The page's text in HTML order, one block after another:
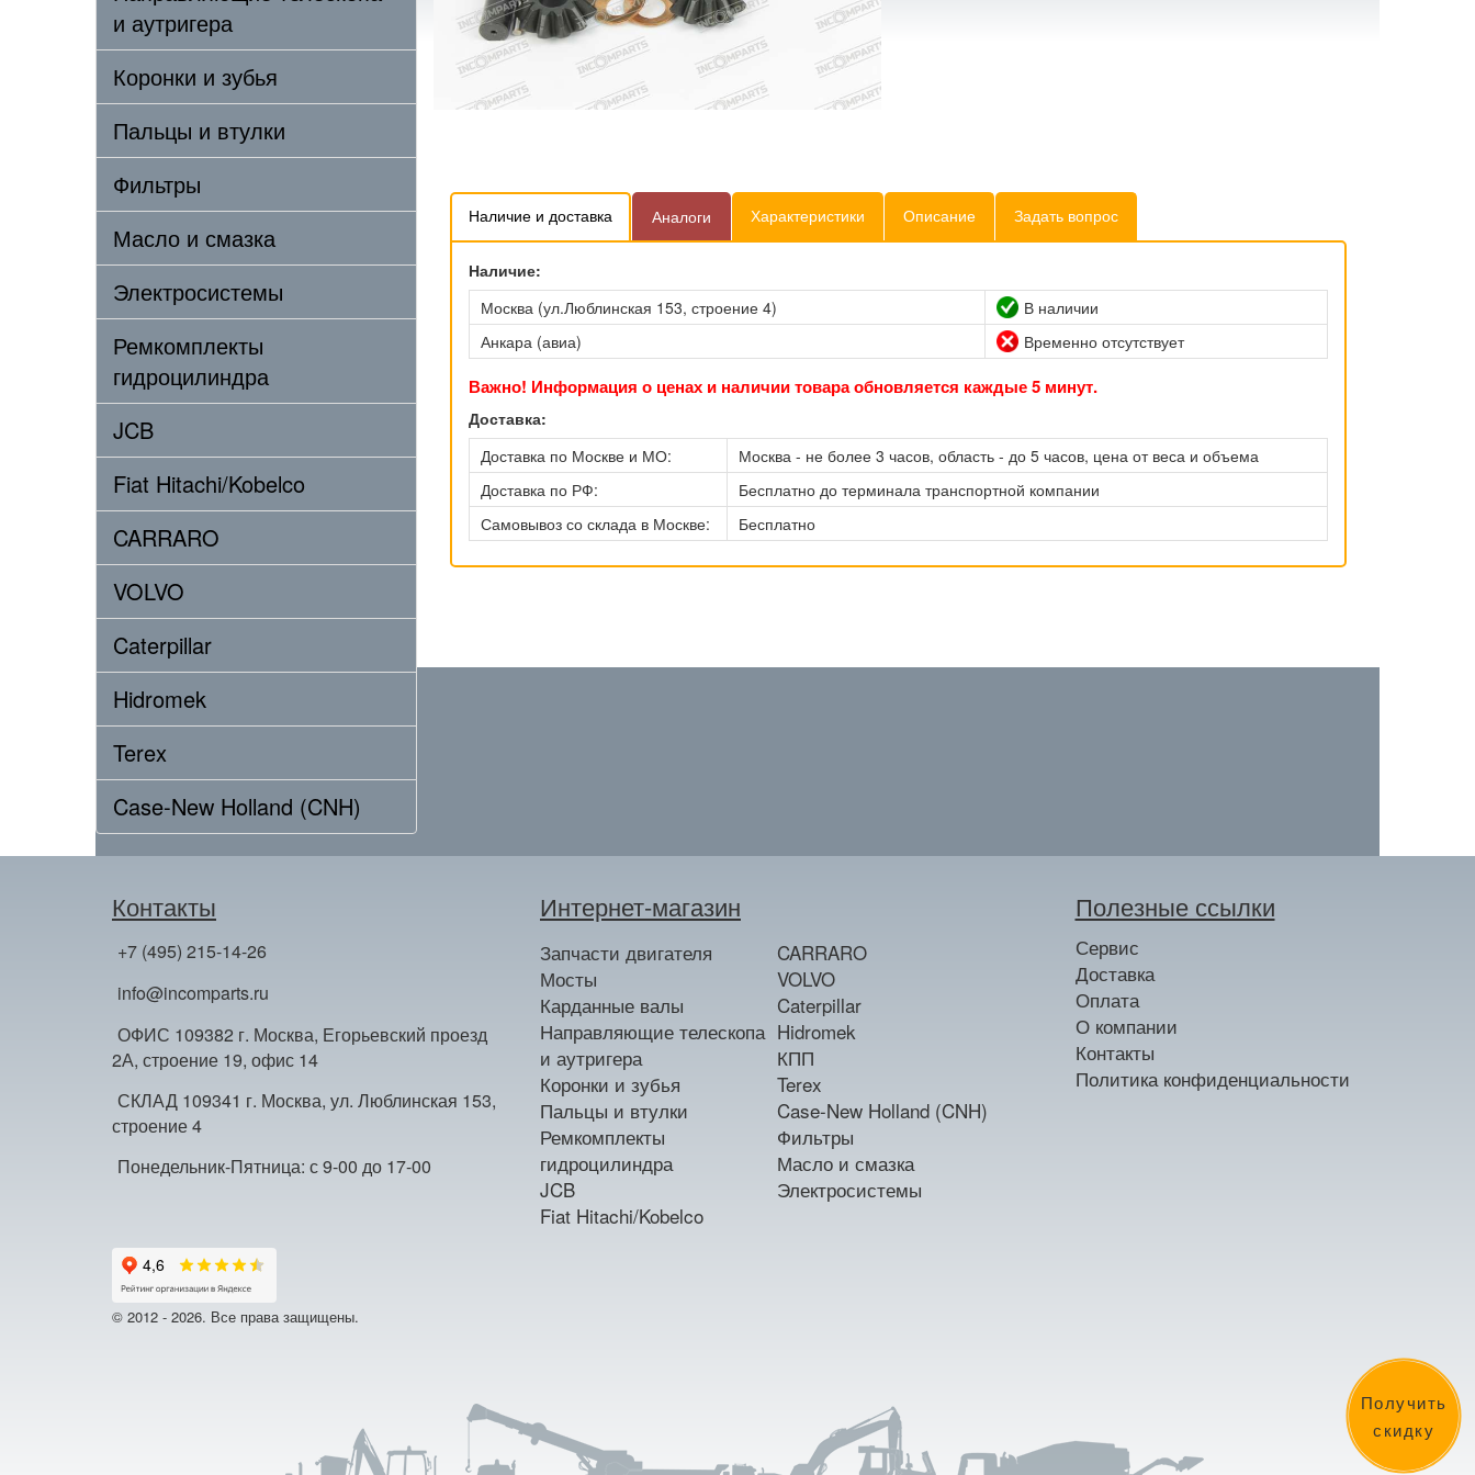
Получить
скидку
и аутригера
Коронки и зубья
Пальцы и втулки
Фильтры
Масло и смазка
Электросистемы
Ремкомплекты
гидроцилиндра
JCB
Fiat Hitachi/Kobelco
CARRARO
VOLVO
Caterpillar
Hidromek
Terex
Case-New Holland (CNH)
Наличие и доставка Аналоги Характеристики Описание Задать вопрос
Наличие:
Москва (ул.Люблинская 153, строение 4)
В наличии
Анкара (авиа)
Временно отсутствует
Важно! Информация о ценах и наличии товара обновляется каждые 5 минут.
Доставка:
Доставка по Москве и МО:
Москва - не более 3 часов, область - до 5 часов, цена от веса и объема
Доставка по РФ:
Бесплатно до терминала транспортной компании
Самовывоз со склада в Москве:
Бесплатно
Контакты
+7 (495) 215-14-26
info@incomparts.ru
ОФИС 109382 г. Москва, Егорьевский проезд
2А, строение 19, офис 14
СКЛАД 109341 г. Москва, ул. Люблинская 153,
строение 4
Понедельник-Пятница: с 9-00 до 17-00
Интернет-магазин
Запчасти двигателя
Мосты
Карданные валы
Направляющие телескопа
и аутригера
Коронки и зубья
Пальцы и втулки
Ремкомплекты
гидроцилиндра
JCB
Fiat Hitachi/Kobelco
CARRARO
VOLVO
Caterpillar
Hidromek
КПП
Terex
Case-New Holland (CNH)
Фильтры
Масло и смазка
Электросистемы
Полезные ссылки
Сервис
Доставка
Оплата
О компании
Контакты
Политика конфиденциальности
© 2012 - 2026. Все права защищены.